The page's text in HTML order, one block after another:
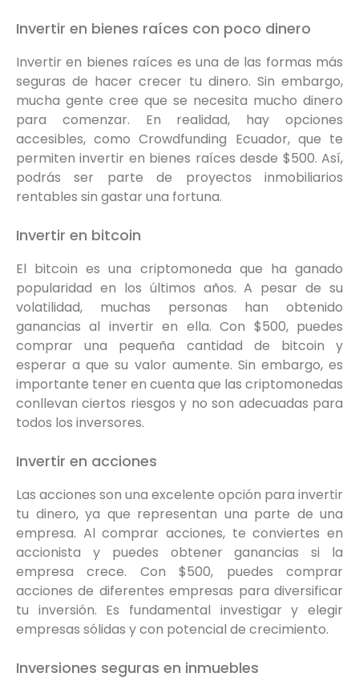
Invertir en bienes raíces con poco dinero
Invertir en bienes raíces es una de las formas más
seguras de hacer crecer tu dinero. Sin embargo,
mucha gente cree que se necesita mucho dinero
para comenzar. En realidad, hay opciones
accesibles, como Crowdfunding Ecuador, que te
permiten invertir en bienes raíces desde $500. Así,
podrás ser parte de proyectos inmobiliarios
rentables sin gastar una fortuna.
Invertir en bitcoin
El bitcoin es una criptomoneda que ha ganado
popularidad en los últimos años. A pesar de su
volatilidad, muchas personas han obtenido
ganancias al invertir en ella. Con $500, puedes
comprar una pequeña cantidad de bitcoin y
esperar a que su valor aumente. Sin embargo, es
importante tener en cuenta que las criptomonedas
conllevan ciertos riesgos y no son adecuadas para
todos los inversores.
Invertir en acciones
Las acciones son una excelente opción para invertir
tu dinero, ya que representan una parte de una
empresa. Al comprar acciones, te conviertes en
accionista y puedes obtener ganancias si la
empresa crece. Con $500, puedes comprar
acciones de diferentes empresas para diversificar
tu inversión. Es fundamental investigar y elegir
empresas sólidas y con potencial de crecimiento.
Inversiones seguras en inmuebles